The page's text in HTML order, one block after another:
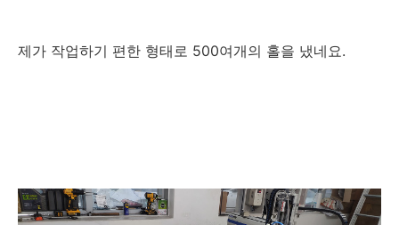
제가 작업하기 편한 형태로 500여개의 홀을 냈네요.